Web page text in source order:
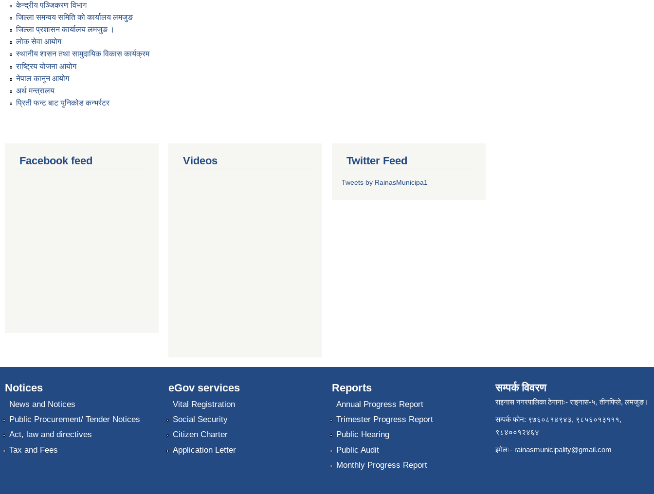
केन्द्रीय पञ्जिकरण विभाग
जिल्ला समन्वय समिति को कार्यालय लमजुङ
जिल्ला प्रशासन कार्यालय लमजुङ ।
लोक सेवा आयोग
स्थानीय शासन तथा सामुदायिक विकास कार्यक्रम
राष्ट्रिय योजना आयोग
नेपाल कानुन आयोग
अर्थ मन्त्रालय
प्रिती फन्ट बाट युनिकोड कन्भर्रटर
Facebook feed Videos Twitter Feed
Tweets by RainasMunicipa1
Notices
News and Notices
Public Procurement/ Tender Notices
Act, law and directives
Tax and Fees
eGov services
Vital Registration
Social Security
Citizen Charter
Application Letter
Reports
Annual Progress Report
Trimester Progress Report
Public Hearing
Public Audit
Monthly Progress Report
सम्पर्क विवरण
राइनास नगरपालिका ठेगानाः- राइनास-५, तीनपिप्ले, लमजुङ।
सम्पर्क फोन: ९७६०८१४९४३, ९८५६०१३१११,
९८४००१२४६४
इमेलः- rainasmunicipality@gmail.com